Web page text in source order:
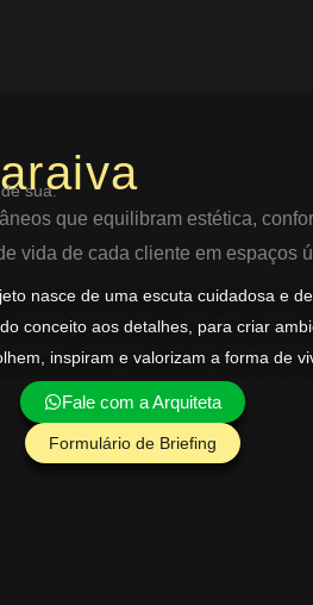
sua.
que equilibram estética,
vida de cada cliente em espaços
nasce de uma escuta cuidadosa e
conceito aos detalhes, para criar
inspiram e valorizam a forma de
Fale com a Arquiteta
Formulário de Briefing